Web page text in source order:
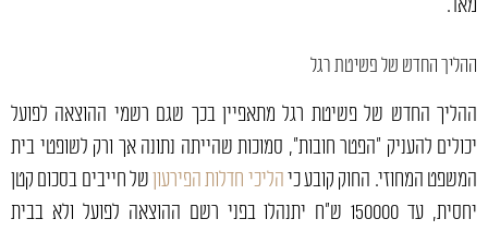
מאד.
ההליך החדש של פשיטת רגל
ההליך החדש של פשיטת רגל מתאפיין בכך שגם רשמי ההוצאה לפועל
יכולים להעניק "הפטר חובות", סמוכות שהייתה נתונה אך ורק לשופטי בית
המשפט המחוזי. החוק קובע כיהליכי חדלות הפירעוןשל חייבים בסכום קטן
יחסית, עד 150000 ש"ח יתנהלו בפני רשם ההוצאה לפועל ולא בבית